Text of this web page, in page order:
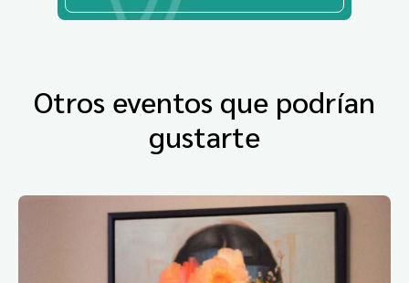
Otros eventos que podrían
gustarte